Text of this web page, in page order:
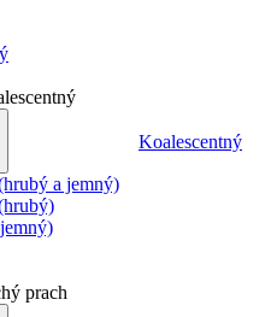
Koalescentný
a jemný)
prach